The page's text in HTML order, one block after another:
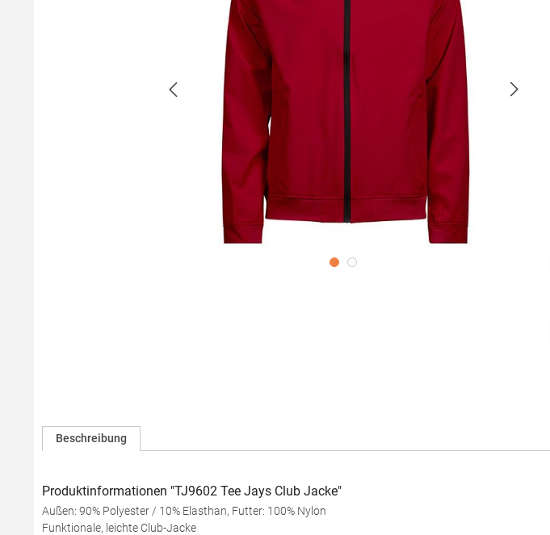
Beschreibung
Produktinformationen "TJ9602 Tee Jays Club Jacke"
Außen: 90% Polyester / 10% Elasthan, Futter: 100% Nylon
Funktionale, leichte Club-Jacke